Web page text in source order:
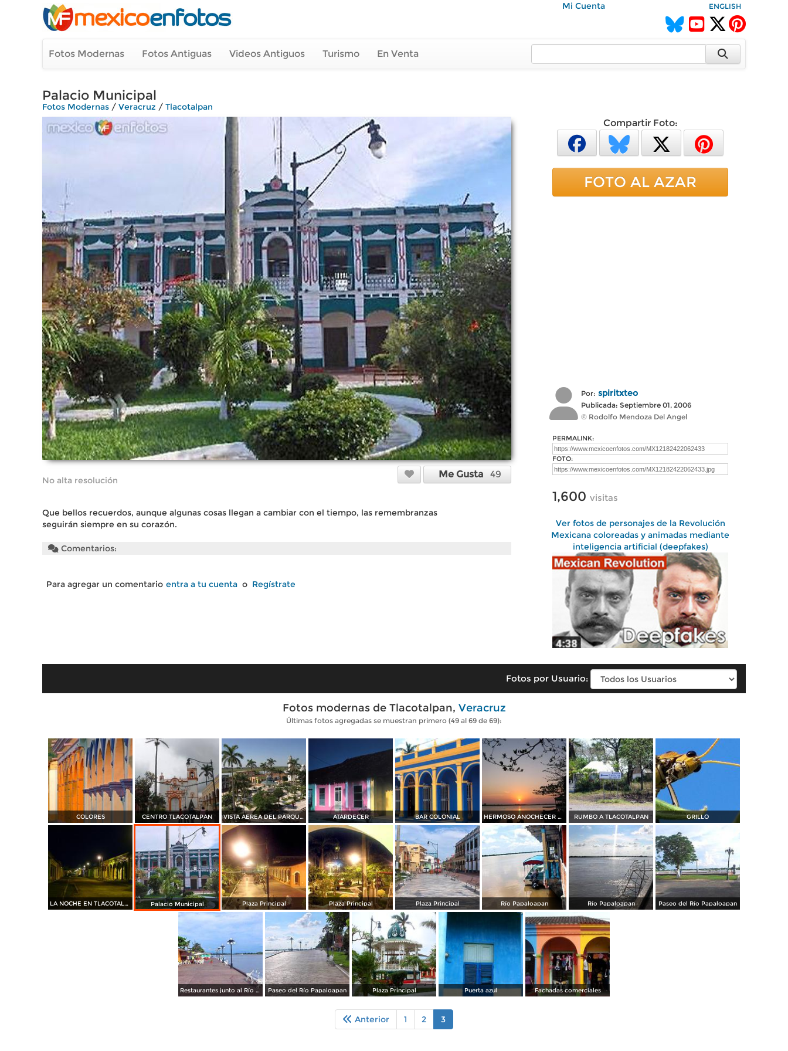
Mi Cuenta ENGLISH
Fotos Modernas Fotos Antiguas Videos Antiguos Turismo En Venta
Palacio Municipal
Fotos Modernas / Veracruz / Tlacotalpan
No alta resolución
Me Gusta 49
Que bellos recuerdos, aunque algunas cosas llegan a cambiar con el tiempo, las remembranzas
seguirán siempre en su corazón.
Comentarios:
Para agregar un comentario entra a tu cuenta o Regístrate
Compartir Foto:
FOTO AL AZAR
Por: spiritxteo
Publicada: Septiembre 01, 2006
© Rodolfo Mendoza Del Angel
PERMALINK:
FOTO:
1,600 visitas
Ver fotos de personajes de la Revolución
Mexicana coloreadas y animadas mediante
inteligencia artificial (deepfakes)
Fotos por Usuario:
Fotos modernas de Tlacotalpan, Veracruz
Últimas fotos agregadas se muestran primero (49 al 69 de 69):
COLORES CENTRO TLACOTALPAN VISTA AEREA DEL PARQUE CENTRAL ATARDECER BAR COLONIAL HERMOSO ANOCHECER A LA ORILLA DEL RIO RUMBO A TLACOTALPAN GRILLO
LA NOCHE EN TLACOTALPAN Palacio Municipal Plaza Principal Plaza Principal Plaza Principal Río Papaloapan Río Papaloapan Paseo del Río Papaloapan
Restaurantes junto al Río Papaloapan Paseo del Río Papaloapan Plaza Principal Puerta azul Fachadas comerciales
Anterior 1 2 3